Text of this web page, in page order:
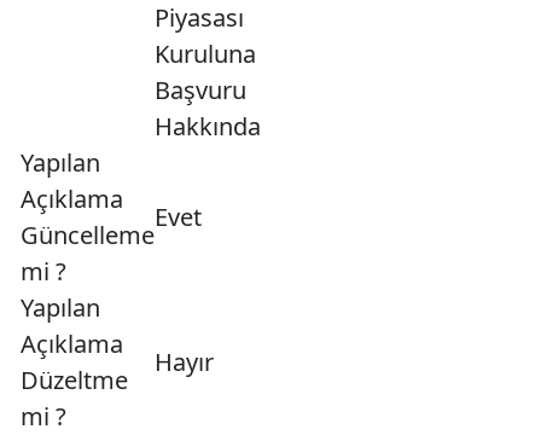
Piyasası
Kuruluna
Başvuru
Hakkında
Yapılan
Açıklama
Güncelleme
mi ?
Evet
Yapılan
Açıklama
Düzeltme
mi ?
Hayır